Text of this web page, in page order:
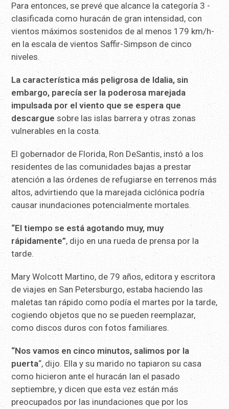
Para entonces, se prevé que alcance la categoría 3 -
clasificada como huracán de gran intensidad, con
vientos máximos sostenidos de al menos 179 km/h-
en la escala de vientos Saffir-Simpson de cinco
niveles.
La característica más peligrosa de Idalia, sin
embargo, parecía ser la poderosa marejada
impulsada por el viento que se espera que
descargue sobre las islas barrera y otras zonas
vulnerables en la costa.
El gobernador de Florida, Ron DeSantis, instó a los
residentes de las comunidades bajas a prestar
atención a las órdenes de refugiarse en terrenos más
altos, advirtiendo que la marejada ciclónica podría
causar inundaciones potencialmente mortales.
“El tiempo se está agotando muy, muy
rápidamente”, dijo en una rueda de prensa por la
tarde.
Mary Wolcott Martino, de 79 años, editora y escritora
de viajes en San Petersburgo, estaba haciendo las
maletas tan rápido como podía el martes por la tarde,
cogiendo objetos que no se pueden reemplazar,
como discos duros con fotos familiares.
“Nos vamos en cinco minutos, salimos por la
puerta“, dijo. Ella y su marido no tapiaron su casa
como hicieron ante el huracán Ian el pasado
septiembre, y dicen que esta vez están más
preocupados por las inundaciones que por los